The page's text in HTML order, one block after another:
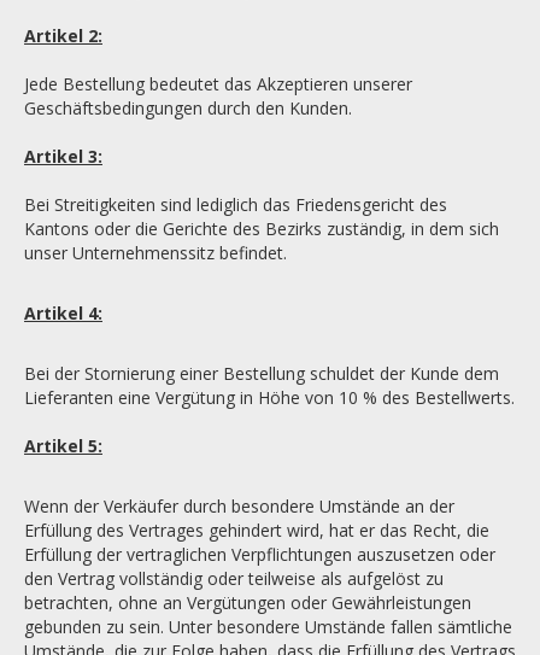
Artikel 2:
Jede Bestellung bedeutet das Akzeptieren unserer
Geschäftsbedingungen durch den Kunden.
Artikel 3:
Bei Streitigkeiten sind lediglich das Friedensgericht des
Kantons oder die Gerichte des Bezirks zuständig, in dem sich
unser Unternehmenssitz befindet.
Artikel 4:
Bei der Stornierung einer Bestellung schuldet der Kunde dem
Lieferanten eine Vergütung in Höhe von 10 % des Bestellwerts.
Artikel 5:
Wenn der Verkäufer durch besondere Umstände an der
Erfüllung des Vertrages gehindert wird, hat er das Recht, die
Erfüllung der vertraglichen Verpflichtungen auszusetzen oder
den Vertrag vollständig oder teilweise als aufgelöst zu
betrachten, ohne an Vergütungen oder Gewährleistungen
gebunden zu sein. Unter besondere Umstände fallen sämtliche
Umstände, die zur Folge haben, dass die Erfüllung des Vertrags